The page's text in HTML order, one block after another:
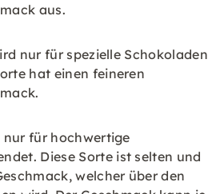
aus.
nur für spezielle Schokoladen
hat einen feineren
nur für hochwertige
Diese Sorte ist selten und
welcher über den